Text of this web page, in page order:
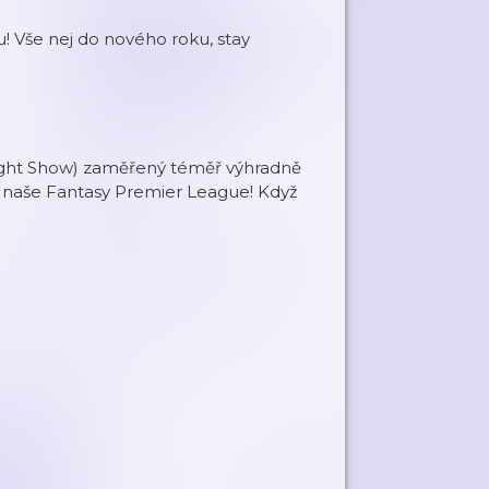
Vše nej do nového roku, stay
Show) zaměřený téměř výhradně
Fantasy Premier League! Když